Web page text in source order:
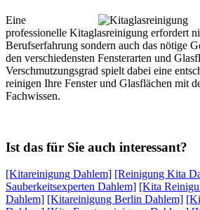
Eine
professionelle Kitaglasreinigung erfordert
Berufserfahrung sondern auch das nötige
den verschiedensten Fensterarten und
Verschmutzungsgrad spielt dabei eine
reinigen Ihre Fenster und Glasflächen mit
Fachwissen.
Ist das für Sie auch interessant?
[Kitareinigung Dahlem] [Reinigung Kita
Sauberkeitsexperten Dahlem] [Kita
Dahlem] [Kitareinigung Berlin Dahlem]